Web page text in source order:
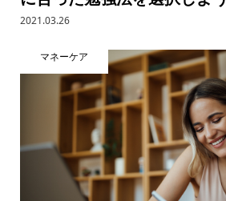
2021.03.26
マネーケア